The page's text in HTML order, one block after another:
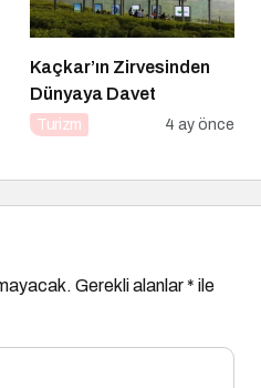
Kaçkar’ın Zirvesinden
Dünyaya Davet
Turizm 4 ay önce
Gerekli alanlar* ile